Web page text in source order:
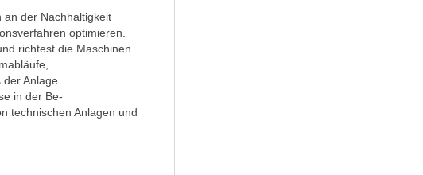
an der Nachhaltigkeit
optimieren.
richtest die Maschinen
Anlage.
in der Be-
technischen Anlagen und